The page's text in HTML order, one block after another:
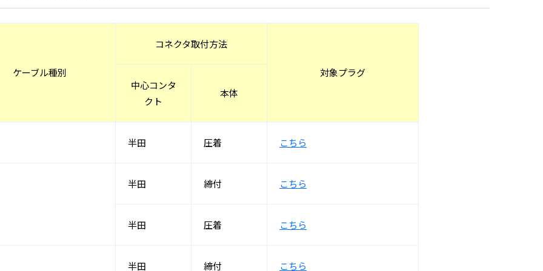
ケーブル種別
コネクタ取付方法
対象プラグ
中心コンタ
クト
本体
半田 圧着 こちら
半田 締付 こちら
半田 圧着 こちら
半田 締付 こちら